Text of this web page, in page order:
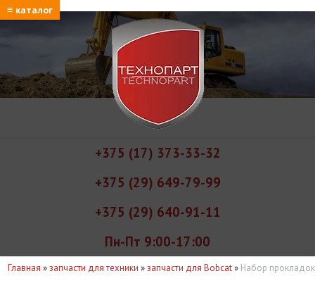
≡ каталог
+375 (17) 373-33-32
+375 (29) 649-79-99
+375 (29) 640-91-11
Пн-Пт 9:00-17:00
Главная »запчасти для техники »запчасти для Bobcat» Набор